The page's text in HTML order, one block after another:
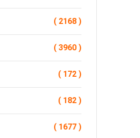
( 2168 )
( 3960 )
( 172 )
( 182 )
( 1677 )